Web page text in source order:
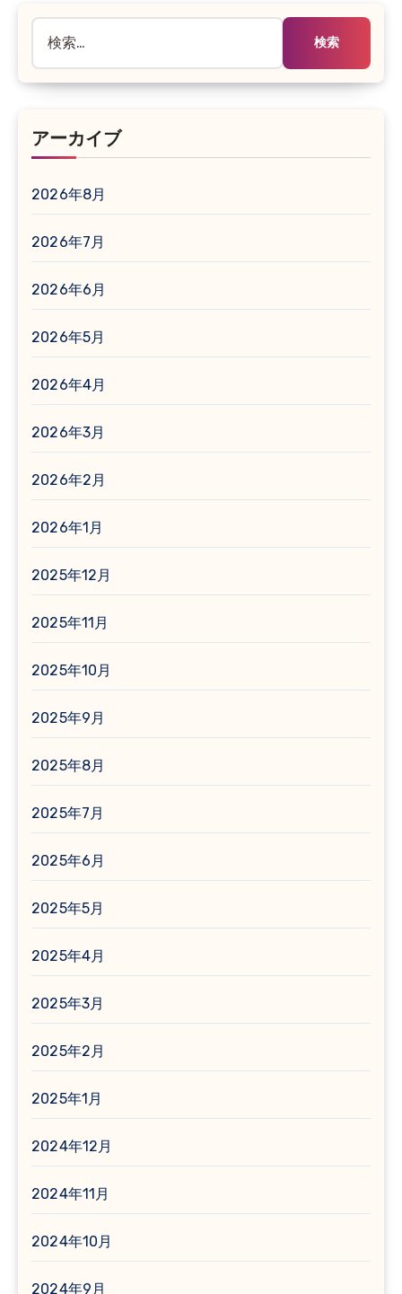
アーカイブ
2026年8月
2026年7月
2026年6月
2026年5月
2026年4月
2026年3月
2026年2月
2026年1月
2025年12月
2025年11月
2025年10月
2025年9月
2025年8月
2025年7月
2025年6月
2025年5月
2025年4月
2025年3月
2025年2月
2025年1月
2024年12月
2024年11月
2024年10月
2024年9月